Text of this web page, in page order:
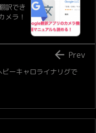
訳でき
メラ！
ーキャロライナリグで
 Prev